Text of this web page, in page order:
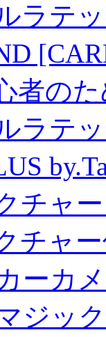
ラテ
者の
ラテ
チャ
チャ
ーカ
ジッ